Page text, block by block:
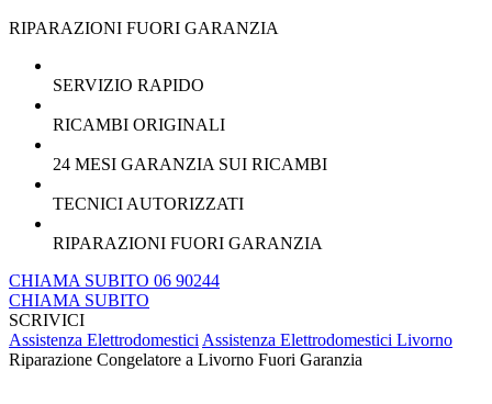
RIPARAZIONI FUORI GARANZIA
SERVIZIO RAPIDO
RICAMBI ORIGINALI
24 MESI GARANZIA SUI RICAMBI
TECNICI AUTORIZZATI
RIPARAZIONI FUORI GARANZIA
CHIAMA SUBITO 06 90244
CHIAMA SUBITO
SCRIVICI
Assistenza ElettrodomesticiAssistenza Elettrodomestici Livorno
Riparazione Congelatore a Livorno Fuori Garanzia